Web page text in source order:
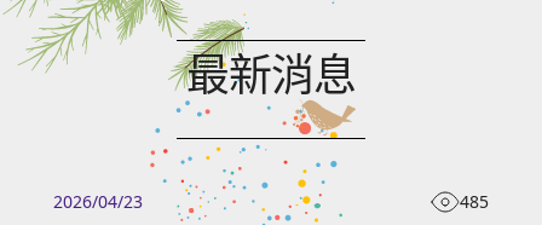
大會流程
榮譽榜
校慶講座
創意市集
報名簡章
專書發表
運動及社團
最新消息
2026/04/23 485